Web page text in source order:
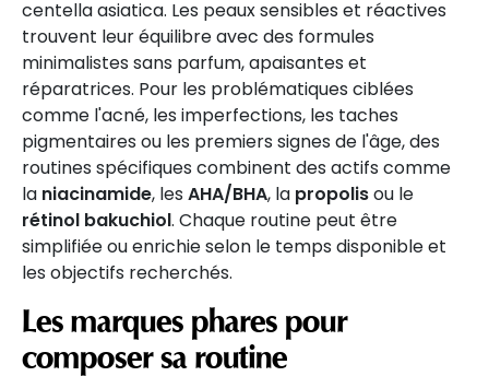
centella asiatica. Les peaux sensibles et réactives
trouvent leur équilibre avec des formules
minimalistes sans parfum, apaisantes et
réparatrices. Pour les problématiques ciblées
comme l'acné, les imperfections, les taches
pigmentaires ou les premiers signes de l'âge, des
routines spécifiques combinent des actifs comme
la niacinamide, les AHA/BHA, la propolisou le
rétinol bakuchiol. Chaque routine peut être
simplifiée ou enrichie selon le temps disponible et
les objectifs recherchés.
Les marques phares pour
composer sa routine